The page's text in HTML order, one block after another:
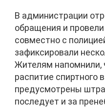
В администрации
обращения и
совместно с
зафиксировали
Жителям напомнили,
распитие спиртного
предусмотрены
последует и за